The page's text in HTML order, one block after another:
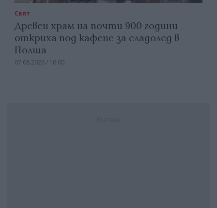
Свят
Древен храм на почти 900 години
откриха под кафене за сладолед в
Полша
07.08.2026 / 16:00